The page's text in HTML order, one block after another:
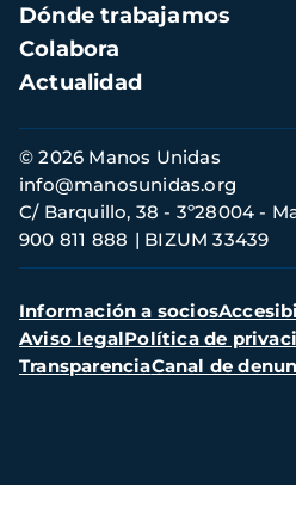
Dónde trabajamos
Colabora
Actualidad
Información
de
contacto
© 2026 Manos Unidas
C/ Barquillo, 38 - 3º28004 -
900 811 888
BIZUM 33439
info@manosunidas.org
Menú
secundario
Información a socios
Aviso legalPolítica de
TransparenciaCanal de